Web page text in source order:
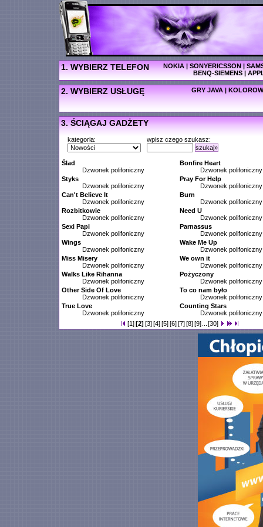
1. WYBIERZ TELEFON NOKIA|SONYERICSSON|
BENQ-SIEMENS|
2. WYBIERZ USŁUGĘ GRY JAVA |
3. ŚCIĄGAJ GADŻETY
kategoria:
wpisz czego szukasz:
szukaj»
Ślad
Dzwonek polifoniczny
Bonfire Heart
Dzwonek polifoniczny
Styks
Dzwonek polifoniczny
Pray For Help
Dzwonek polifoniczny
Can't Believe It
Dzwonek polifoniczny
Burn
Dzwonek polifoniczny
Rozbitkowie
Dzwonek polifoniczny
Need U
Dzwonek polifoniczny
Sexi Papi
Dzwonek polifoniczny
Parnassus
Dzwonek polifoniczny
Wings
Dzwonek polifoniczny
Wake Me Up
Dzwonek polifoniczny
Miss Misery
Dzwonek polifoniczny
We own it
Dzwonek polifoniczny
Walks Like Rihanna
Dzwonek polifoniczny
Pożyczony
Dzwonek polifoniczny
Other Side Of Love
Dzwonek polifoniczny
To co nam było
Dzwonek polifoniczny
True Love
Dzwonek polifoniczny
Counting Stars
Dzwonek polifoniczny
[1] [2] [3] [4] [5] [6] [7] [8] [9] [30]